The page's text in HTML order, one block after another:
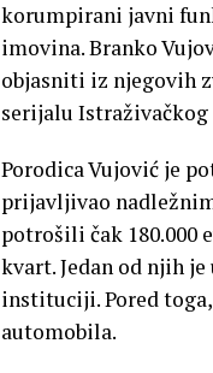
korumpirani javni
imovina. Branko
objasniti iz njegovih
serijalu Istraživačkog
Porodica Vujović je
prijavljivao
potrošili čak 180.000
kvart. Jedan od njih
instituciji. Pored
automobila.